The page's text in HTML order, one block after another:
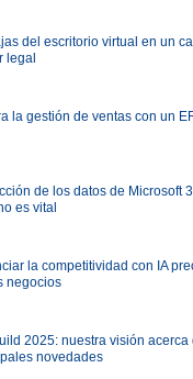
del escritorio virtual en un
legal
la gestión de ventas con un
de los datos de Microsoft
es vital
la competitividad con IA
negocios
2025: nuestra visión acerca
novedades